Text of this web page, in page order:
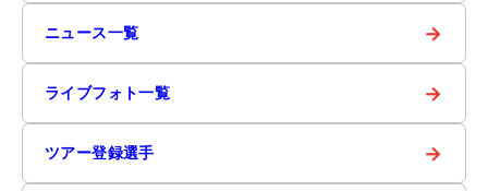
ニュース一覧 →
ライブフォト一覧 →
ツアー登録選手 →